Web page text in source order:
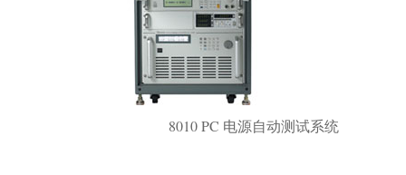
8010 PC 电源自动测试系统